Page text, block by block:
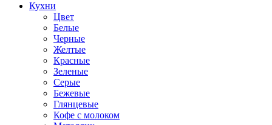
Кухни
Цвет
Белые
Черные
Желтые
Красные
Зеленые
Серые
Бежевые
Глянцевые
Кофе с молоком